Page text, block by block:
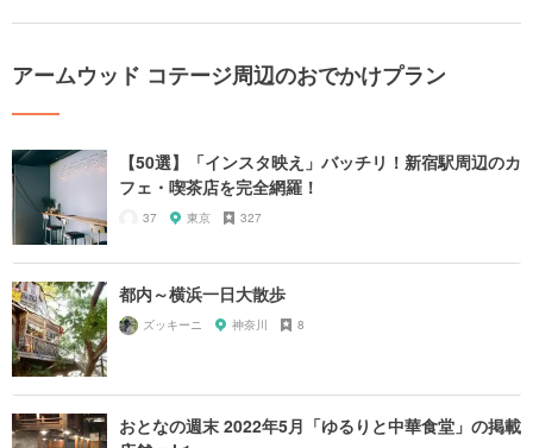
アームウッド コテージ周辺のおでかけプラン
【50選】「インスタ映え」バッチリ！新宿駅周辺のカ
フェ・喫茶店を完全網羅！
37 東京 327
都内～横浜一日大散歩
ズッキーニ 神奈川 8
おとなの週末 2022年5月「ゆるりと中華食堂」の掲載